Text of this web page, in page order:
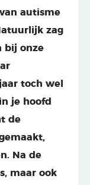
autisme
zag
bij onze
toch wel
je hoofd
de
Na de
maar ook